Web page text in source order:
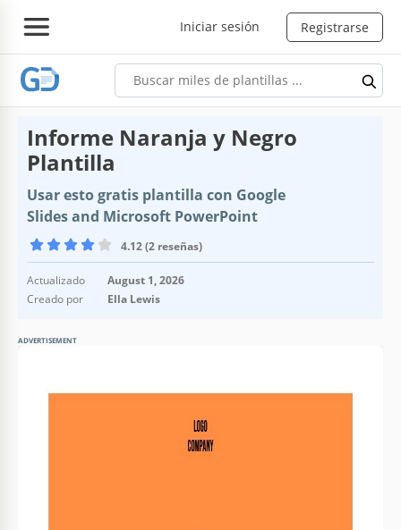
Iniciar sesión Registrarse
Informe Naranja y Negro
Plantilla
Usar esto gratis plantilla con Google
Slides and Microsoft PowerPoint
4.12 (2 reseñas)
Actualizado
August 1, 2026
Creado por
Ella Lewis
ADVERTISEMENT